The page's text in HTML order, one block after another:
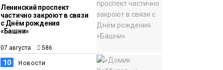
Ленинский проспект
частично закроют в связи
с Днём рождения
«Башни»
07 августа 586
10 Новости